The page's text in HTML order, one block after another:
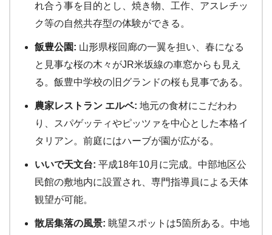
れ合う事を目的とし、焼き物、工作、アスレチッ
ク等の自然共存型の体験ができる。
飯豊公園: 山形県桜回廊の一翼を担い、春になる
と見事な桜の木々がJR米坂線の車窓からも見え
る。飯豊中学校の旧グランドの桜も見事である。
農家レストラン エルベ: 地元の食材にこだわわ
り、スパゲッティやピッツァを中心とした本格イ
タリアン。前庭にはハーブが園が広がる。
いいで天文台: 平成18年10月に完成。中部地区公
民館の敷地内に設置され、専門指導員による天体
観望が可能。
散居集落の風景: 眺望スポットは5箇所ある。中地